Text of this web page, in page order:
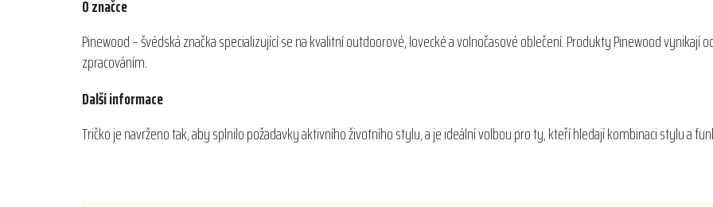
O značce
Pinewood – švédská značka specializující se na kvalitní outdoorové, lovecké a volnočasové oblečení. Produkty Pinewood
zpracováním.
Další informace
Tričko je navrženo tak, aby splnilo požadavky aktivního životního stylu, a je ideální volbou pro ty, kteří hledají kombinaci stylu a